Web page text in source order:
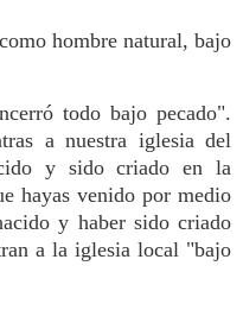
hombre natural, bajo
todo bajo pecado".
a nuestra iglesia del
y sido criado en la
hayas venido por medio
y haber sido criado
a la iglesia local "bajo